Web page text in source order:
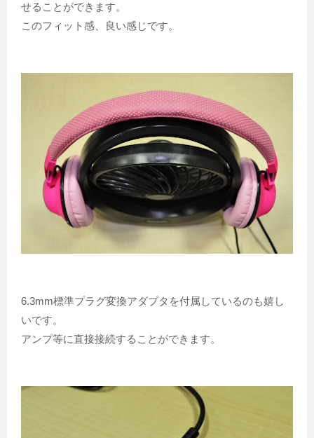
せることができます。
このフィット感、良い感じです。
6.3mm標準プラグ変換アダプタを付属しているのも嬉し
いです。
アンプ等に直接接続することができます。